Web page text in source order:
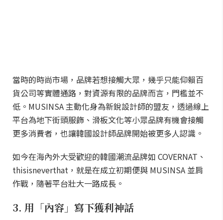
當時的時尚市場，品牌若想接觸大眾，幾乎只能仰賴百
貨公司等實體通路，對資源有限的品牌而言，門檻並不
低。MUSINSA 主動化身為新銳設計師的盟友，透過線上
平台為地下街頭服飾、滑板文化等小眾品牌有機會接觸
更多消費者，也讓韓國設計師品牌開始被更多人認識。
如今在海內外大受歡迎的韓國潮流品牌如 COVERNAT、
thisisneverthat，就是在成立初期便與 MUSINSA 並肩
作戰，隨著平台壯大一路成長。
3. 用「內容」寫下獲利神話